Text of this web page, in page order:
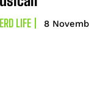
LIFE 8